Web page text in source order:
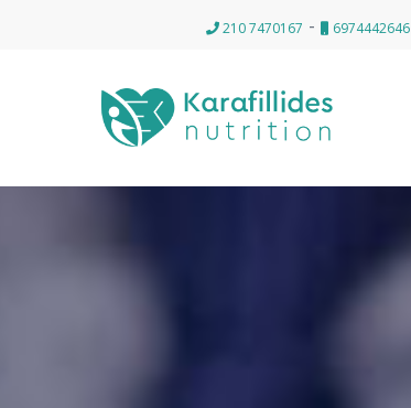
210 7470167 - 6974442646